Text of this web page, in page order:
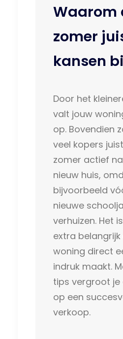
Waarom
zomer
kansen
Door het
valt jouw
op. Bovendien
veel kopers
zomer actief
nieuw huis,
bijvoorbeeld
nieuwe
verhuizen. Het
extra
woning direct
indruk maakt.
tips vergroot je
op een
verkoop.